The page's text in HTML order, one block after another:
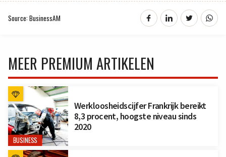
Source: BusinessAM
MEER PREMIUM ARTIKELEN
BUSINESS
Werkloosheidscijfer Frankrijk bereikt
8,3 procent, hoogste niveau sinds
2020